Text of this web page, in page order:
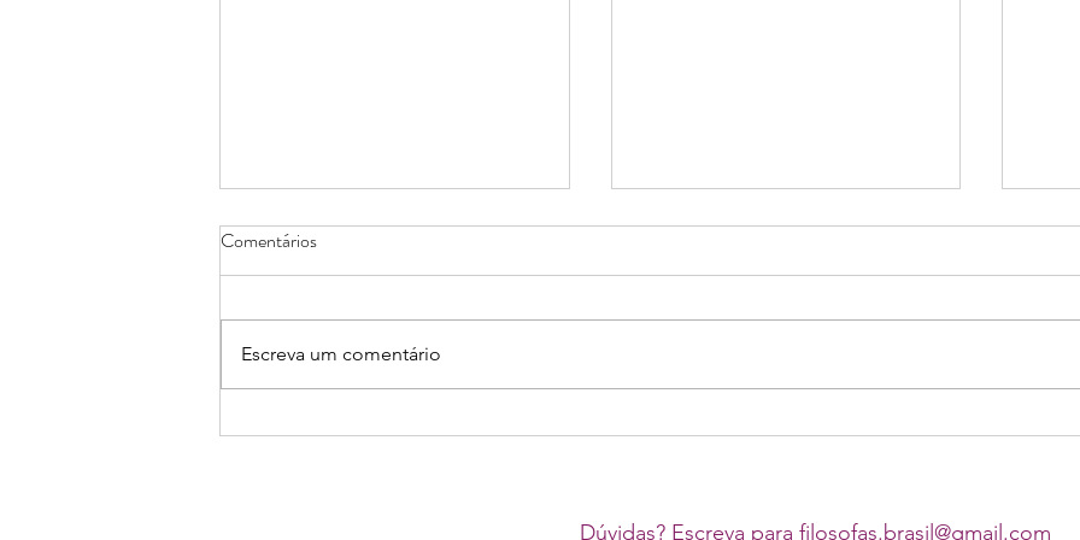
13 e 14/08: III Seminário Escrita,
Boletim Chauí 12ª Edição
Comentários
Escreva um comentário
Dúvidas? Escreva para filosofas.brasil@gmail.com